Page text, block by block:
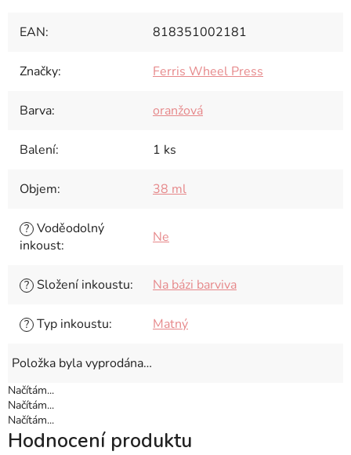
EAN: 818351002181
Značky: Ferris Wheel Press
Barva: oranžová
Balení: 1 ks
Objem: 38 ml
? Voděodolný
inkoust: Ne
? Složení inkoustu: Na bázi barviva
? Typ inkoustu: Matný
Položka byla vyprodána…
Načítám...
Načítám...
Načítám...
Hodnocení produktu